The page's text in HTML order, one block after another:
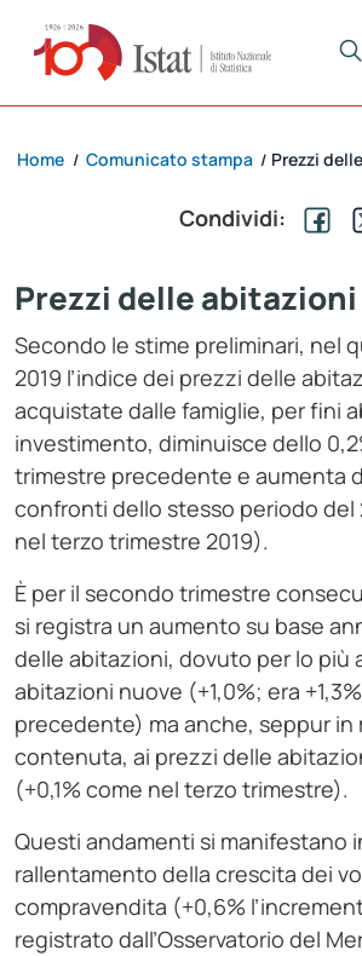
Home / Comunicato stampa / Prezzi
Condividi:
Prezzi delle abitazioni
Secondo le stime preliminari, nel
2019 l’indice dei prezzi delle
acquistate dalle famiglie, per fini
investimento, diminuisce dello
trimestre precedente e aumenta
confronti dello stesso periodo del
nel terzo trimestre 2019).
È per il secondo trimestre
si registra un aumento su base
delle abitazioni, dovuto per lo più
abitazioni nuove (+1,0%; era
precedente) ma anche, seppur in
contenuta, ai prezzi delle
(+0,1% come nel terzo trimestre).
Questi andamenti si manifestano
rallentamento della crescita dei
compravendita (+0,6%
registrato dall’Osservatorio del